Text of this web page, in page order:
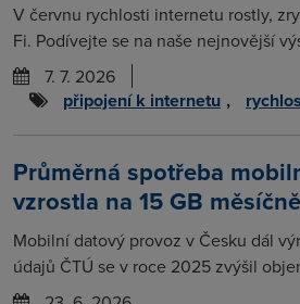
V červnu rychlosti internetu rostly,
Fi. Podívejte se na naše nejnovější
7. 7. 2026
připojení k internetu ,
Průměrná spotřeba
vzrostla na 15 GB měsíčně
Mobilní datový provoz v Česku dál
údajů ČTÚ se v roce 2025 zvýšil